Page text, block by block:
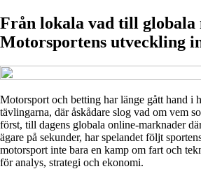
Från lokala vad till globala
Motorsportens utveckling
Motorsport och betting har länge gått hand i
tävlingarna, där åskådare slog vad om vem
först, till dagens globala online-marknader
ägare på sekunder, har spelandet följt
motorsport inte bara en kamp om fart och
för analys, strategi och ekonomi.